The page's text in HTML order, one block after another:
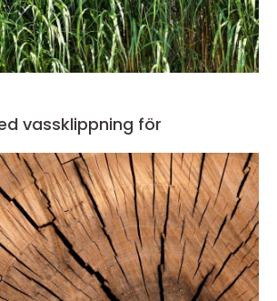
vassklippning för